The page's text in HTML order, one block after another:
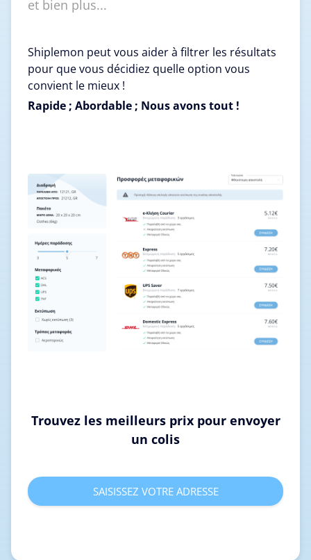
et bien plus...
Shiplemon peut vous aider à filtrer les résultats
pour que vous décidiez quelle option vous
convient le mieux !
Rapide ; Abordable ; Nous avons tout !
Trouvez les meilleurs prix pour envoyer
un colis
SAISISSEZ VOTRE ADRESSE